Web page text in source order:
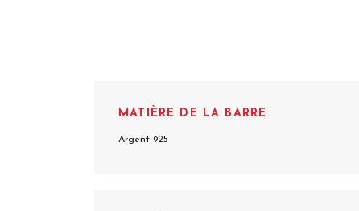
MATIÈRE DE LA BARRE
Argent 925